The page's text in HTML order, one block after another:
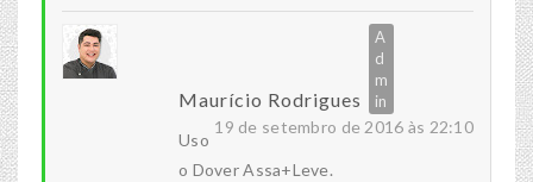
Maurício Rodrigues
19 de setembro de 2016 às 22:10
Uso
o Dover Assa+Leve.